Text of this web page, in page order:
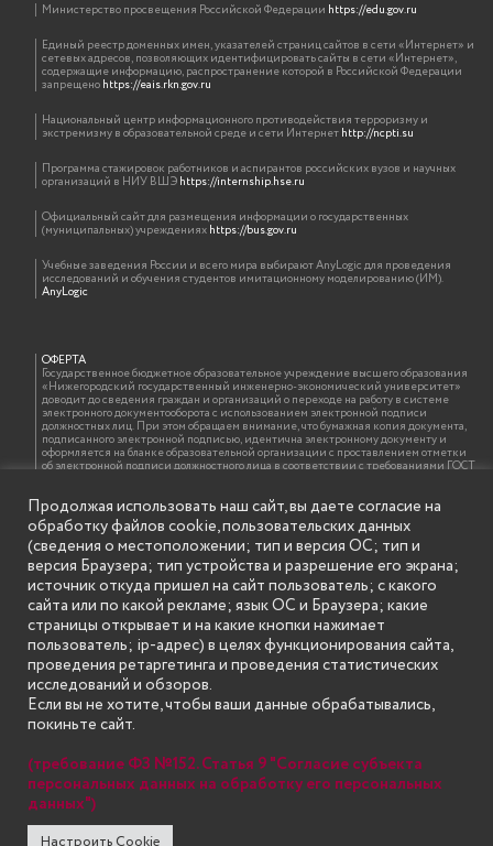
Министерство просвещения Российской Федерации https://edu.gov.ru
Единый реестр доменных имен, указателей страниц сайтов в сети «Интернет» и
сетевых адресов, позволяющих идентифицировать сайты в сети «Интернет»,
содержащие информацию, распространение которой в Российской Федерации
запрещеноhttps://eais.rkn.gov.ru
Национальный центр информационного противодействия терроризму и
экстремизму в образовательной среде и сети Интернетhttp://ncpti.su
Программа стажировок работников и аспирантов российских вузов и научных
организаций в НИУ ВШЭhttps://internship.hse.ru
Официальный сайт для размещения информации о государственных
(муниципальных) учрежденияхhttps://bus.gov.ru
Учебные заведения России и всего мира выбирают AnyLogic для проведения
исследований и обучения студентов имитационному моделированию (ИМ).
AnyLogic
ОФЕРТА
Государственное бюджетное образовательное учреждение высшего образования
«Нижегородский государственный инженерно-экономический университет»
доводит до сведения граждан и организаций о переходе на работу в системе
электронного документооборота с использованием электронной подписи
должностных лиц. При этом обращаем внимание, что бумажная копия документа,
подписанного электронной подписью, идентична электронному документу и
оформляется на бланке образовательной организации с проставлением отметки
об электронной подписи должностного лица в соответствии с требованиями ГОСТ
ИНФОРМАЦИЯ ДЛЯ ПРАВООБЛАДАТЕЛЕЙ
Все права на аудио и видео материалы, представленные на нашем сайте
принадлежат их законным владельцам и предназначены только для ознакомления.
Наличие материалов на сайте никаким образом не претендует на обозначение
нашего авторского права на данные материалы. Авторы не несут ответственности
за возможные последствия использования их в целях, запрещенных Уголовным
Кодексом Российской Федерации. Если вы соглашаетесь с указанными
условиями, то можете приступить к просмотру материалов. Иначе вы должны
немедленно покинуть сайт. Все материалы, размещенные на сайте, взяты с
открытых (общедоступных) источников. Если Вы являетесь правообладателем
какого-либо материала, размещённого на этом сайте, и не хотели бы чтобы данная
информация распространялась без Вашего на то согласия, то мы будем рады
оказать Вам содействие, удалив соответствующие страницы. Для этого достаточно,
чтобы вы прислали нам письмо (в электронном виде) с E-mail официального
страницы сайта, которые необходимо удалить.
SECONDARY
© Государственное бюджетное образовательное учреждение
Продолжая использовать наш сайт, вы даете согласие на
обработку файлов cookie, пользовательских данных
(сведения о местоположении; тип и версия ОС; тип и
версия Браузера; тип устройства и разрешение его экрана;
источник откуда пришел на сайт пользователь; с какого
сайта или по какой рекламе; язык ОС и Браузера; какие
страницы открывает и на какие кнопки нажимает
пользователь; ip-адрес) в целях функционирования сайта,
проведения ретаргетинга и проведения статистических
исследований и обзоров.
Если вы не хотите, чтобы ваши данные обрабатывались,
покиньте сайт.
(требование ФЗ №152. Статья 9 "Согласие субъекта
персональных данных на обработку его персональных
данных")